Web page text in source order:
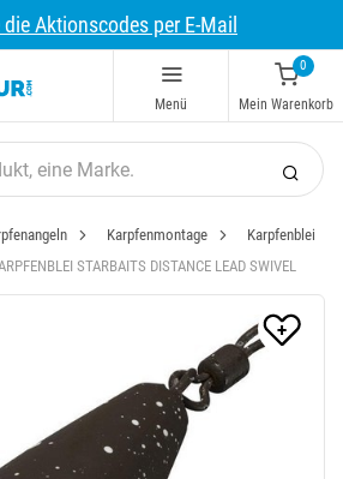
Aktionscodes per E-Mail
Menü
0
Mein Warenkorb
Karpfenmontage
Karpfenblei
STARBAITS DISTANCE LEAD SWIVEL